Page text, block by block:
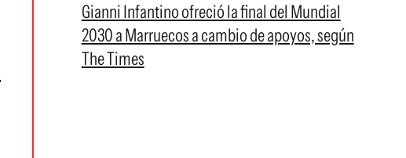
Gianni Infantino ofreció la final del Mundial
2030 a Marruecos a cambio de apoyos, según
The Times